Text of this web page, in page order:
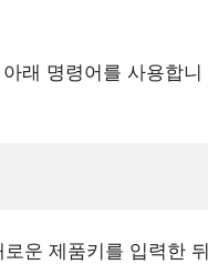
래 명령어를 사용합니
운 제품키를 입력한 뒤